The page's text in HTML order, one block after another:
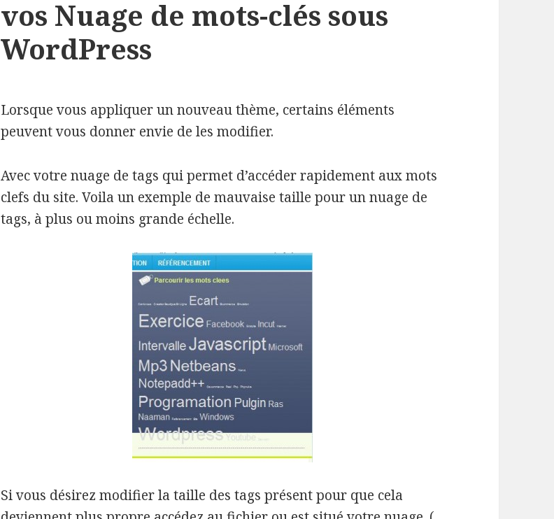
vos Nuage de mots-clés sous
WordPress
Lorsque vous appliquer un nouveau thème, certains éléments
peuvent vous donner envie de les modifier.
Avec votre nuage de tags qui permet d’accéder rapidement aux mots
clefs du site. Voila un exemple de mauvaise taille pour un nuage de
tags, à plus ou moins grande échelle.
Si vous désirez modifier la taille des tags présent pour que cela